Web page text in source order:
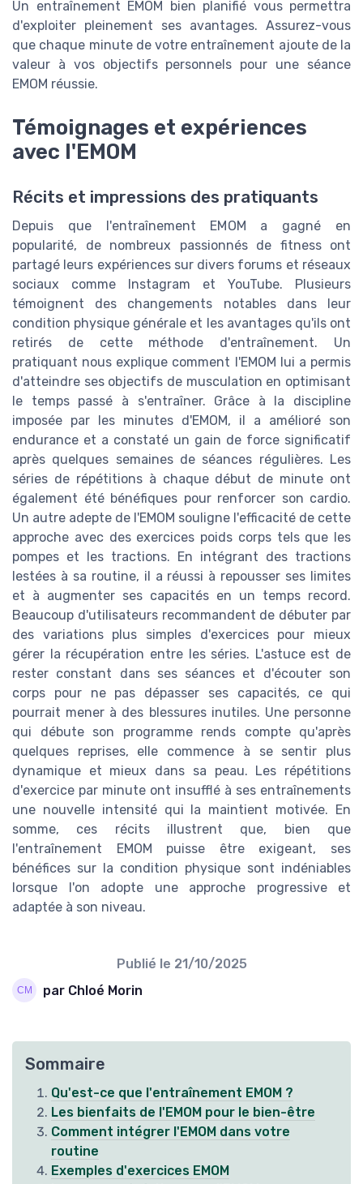
Un entraînement EMOM bien planifié vous permettra
d'exploiter pleinement ses avantages. Assurez-vous
que chaque minute de votre entraînement ajoute de la
valeur à vos objectifs personnels pour une séance
EMOM réussie.
Témoignages et expériences
avec l'EMOM
Récits et impressions des pratiquants
Depuis que l'entraînement EMOM a gagné en
popularité, de nombreux passionnés de fitness ont
partagé leurs expériences sur divers forums et réseaux
sociaux comme Instagram et YouTube. Plusieurs
témoignent des changements notables dans leur
condition physique générale et les avantages qu'ils ont
retirés de cette méthode d'entraînement. Un
pratiquant nous explique comment l'EMOM lui a permis
d'atteindre ses objectifs de musculation en optimisant
le temps passé à s'entraîner. Grâce à la discipline
imposée par les minutes d'EMOM, il a amélioré son
endurance et a constaté un gain de force significatif
après quelques semaines de séances régulières. Les
séries de répétitions à chaque début de minute ont
également été bénéfiques pour renforcer son cardio.
Un autre adepte de l'EMOM souligne l'efficacité de cette
approche avec des exercices poids corps tels que les
pompes et les tractions. En intégrant des tractions
lestées à sa routine, il a réussi à repousser ses limites
et à augmenter ses capacités en un temps record.
Beaucoup d'utilisateurs recommandent de débuter par
des variations plus simples d'exercices pour mieux
gérer la récupération entre les séries. L'astuce est de
rester constant dans ses séances et d'écouter son
corps pour ne pas dépasser ses capacités, ce qui
pourrait mener à des blessures inutiles. Une personne
qui débute son programme rends compte qu'après
quelques reprises, elle commence à se sentir plus
dynamique et mieux dans sa peau. Les répétitions
d'exercice par minute ont insufflé à ses entraînements
une nouvelle intensité qui la maintient motivée. En
somme, ces récits illustrent que, bien que
l'entraînement EMOM puisse être exigeant, ses
bénéfices sur la condition physique sont indéniables
lorsque l'on adopte une approche progressive et
adaptée à son niveau.
Publié le 21/10/2025
par Chloé Morin
Sommaire
Qu'est-ce que l'entraînement EMOM ?
Les bienfaits de l'EMOM pour le bien-être
Comment intégrer l'EMOM dans votre
routine
Exemples d'exercices EMOM